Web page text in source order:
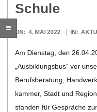
G
O
L
D
Schule
2022-
ON: 4. MAI 2022 IN:
Am Diens­tag, den
„Aus­bil­dungs­bus“ vor
Berufs­be­ra­tung,
kam­mer, Stadt und
stan­den für Gesprä­che